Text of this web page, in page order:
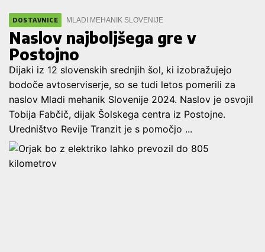
DOSTAVNICE MLADI MEHANIK SLOVENIJE
Naslov najboljšega gre v
Postojno
Dijaki iz 12 slovenskih srednjih šol, ki izobražujejo
bodoče avtoserviserje, so se tudi letos pomerili za
naslov Mladi mehanik Slovenije 2024. Naslov je osvojil
Tobija Fabčič, dijak Šolskega centra iz Postojne.
Uredništvo Revije Tranzit je s pomočjo ...